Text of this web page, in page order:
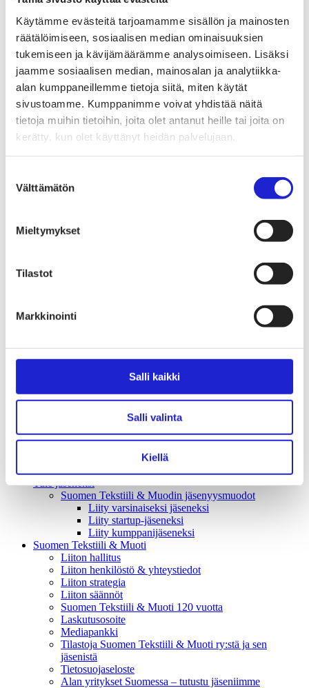
Käytämme evästeitä tarjoamamme sisällön ja mainosten
räätälöimiseen, sosiaalisen median ominaisuuksien
tukemiseen ja kävijämäärämme analysoimiseen. Lisäksi
jaamme sosiaalisen median, mainosalan ja analytiikka-
alan kumppaneillemme tietoja siitä, miten käytät
sivustoamme. Kumppanimme voivat yhdistää näitä
tietoja muihin tietoihin, joita olet antanut heille tai joita on
kerätty, kun olet käyttänyt heidän palvelujaan.
valinta
Välttämätön
Mieltymykset
Tilastot
Markkinointi
Salli kaikki
Salli valinta
Kiellä
Mukana sitoumuksessa
Mikä sitoumus?
Liity mukaan
TKI-toiminta
Julkaisut, selvitykset ja raportit
Hankkeet
Vaikuttaminen
Mahdollisuuksien ala – lue vaikuttamis­viestimme
EU-vaalit 2024: Reilut pelisäännöt turvaavat
elinvoimaisen tekstiili- ja muotialan Suomessa ja
Tekstiili- ja muotialasta viennin uusi kärki
Tekstiili- ja muotiala tarvitsee monipuolista
Kannanotot ja lausunnot
Pikamuodin rajoittaminen
Vaikuttajaryhmät jäsenyrityksille
Työelämä-vaikuttajaryhmä
Yritysvastuu, kiertotalous ja toimivat markkinat -
vaikuttajaryhmä
vaikuttajaryhmä
Julkiset hankinnat ja huoltovarmuus -
Kestävä tuotepolitiikka​ -vaikuttajaryhmä
Osaaminen ja vetovoima -vaikuttajaryhmä
Tule jäseneksi
Suomen Tekstiili & Muodin jäsenyysmuodot
Liity varsinaiseksi jäseneksi
Liity startup-jäseneksi
Liity kumppani­jäseneksi
Suomen Tekstiili & Muoti
Liiton hallitus
Liiton henkilöstö & yhteystiedot
Liiton strategia
Liiton säännöt
Suomen Tekstiili & Muoti 120 vuotta
Laskutusosoite
Mediapankki
Tilastoja Suomen Tekstiili & Muoti ry:stä ja sen
jäsenistä
Tietosuojaseloste
Alan yritykset Suomessa – tutustu jäseniimme